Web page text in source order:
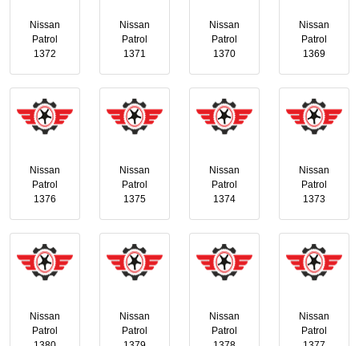
Nissan
Patrol
1369
Nissan
Patrol
1370
Nissan
Patrol
1371
Nissan
Patrol
1372
Nissan
Patrol
1373
Nissan
Patrol
1374
Nissan
Patrol
1375
Nissan
Patrol
1376
Nissan
Patrol
Nissan
Patrol
Nissan
Patrol
Nissan
Patrol